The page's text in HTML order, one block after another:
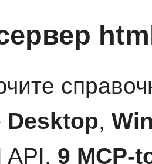
Desktop,
API. 9 MCP-